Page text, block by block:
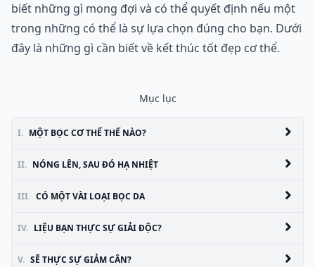
biết những gì mong đợi và có thể quyết định nếu một
trong những có thể là sự lựa chọn đúng cho bạn. Dưới
đây là những gì cần biết về kết thúc tốt đẹp cơ thể.
Mục lục
I. MỘT BỌC CƠ THỂ THẾ NÀO?
II. NÓNG LÊN, SAU ĐÓ HẠ NHIỆT
III. CÓ MỘT VÀI LOẠI BỌC DA
IV. LIỆU BẠN THỰC SỰ GIẢI ĐỘC?
V. SẼ THỰC SỰ GIẢM CÂN?